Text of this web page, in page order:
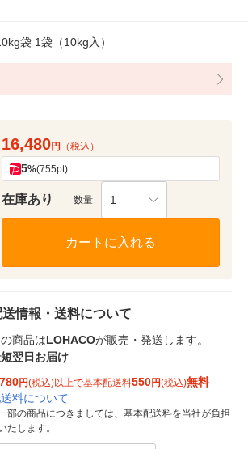
袋 1袋（10kg入）
16,480円 （税込）
5%(755pt)
在庫あり 数量 1
カートに入れる
送情報・送料について
商品はLOHACOが販売・発送します。
翌日お届け
円(税込)以上で基本配送料550円(税込)無料
料について
部の商品につきましては、基本配送料を当社が負担
たします。